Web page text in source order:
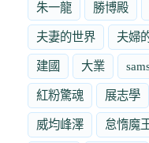
朱一龍 勝博殿
夫妻的世界 夫婦
建國 大業
紅粉驚魂 展志學
威均峰澤 怠惰魔